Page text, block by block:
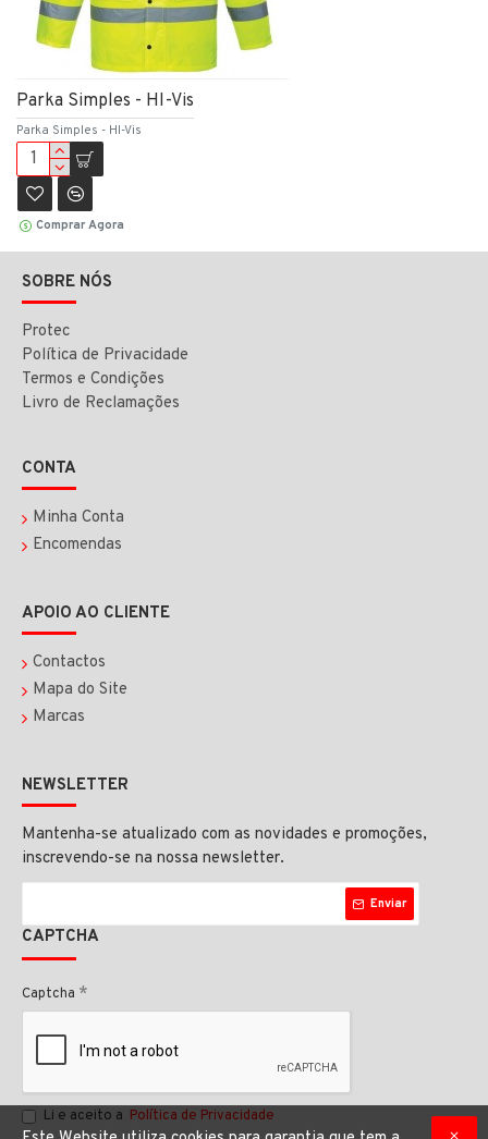
Parka Simples - HI-Vis
Parka Simples - HI-Vis
Comprar Agora
SOBRE NÓS
Protec
Política de Privacidade
Termos e Condições
Livro de Reclamações
CONTA
Minha Conta
Encomendas
APOIO AO CLIENTE
Contactos
Mapa do Site
Marcas
NEWSLETTER
Mantenha-se atualizado com as novidades e promoções,
inscrevendo-se na nossa newsletter.
Enviar
CAPTCHA
Captcha
Li e aceito a Política de Privacidade